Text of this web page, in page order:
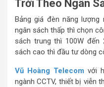
Trời Theo Ngân
Bảng giá đèn năng
ngân sách thấp thì chọn
sách trung thì 100W đến
sách cao thì đầu tư dòng
Vũ Hoàng Telecom với
ngành CCTV, thiết bị viễn